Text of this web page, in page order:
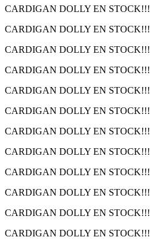
CARDIGAN DOLLY EN STOCK!!!
CARDIGAN DOLLY EN STOCK!!!
CARDIGAN DOLLY EN STOCK!!!
CARDIGAN DOLLY EN STOCK!!!
CARDIGAN DOLLY EN STOCK!!!
CARDIGAN DOLLY EN STOCK!!!
CARDIGAN DOLLY EN STOCK!!!
CARDIGAN DOLLY EN STOCK!!!
CARDIGAN DOLLY EN STOCK!!!
CARDIGAN DOLLY EN STOCK!!!
CARDIGAN DOLLY EN STOCK!!!
CARDIGAN DOLLY EN STOCK!!!